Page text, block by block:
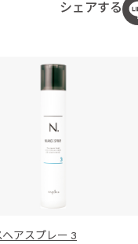
シェアする
アスプレー 3